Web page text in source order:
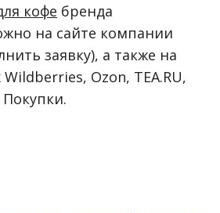
кофе бренда
на сайте компании
заявку), а также на
Ozon, TEA.RU,